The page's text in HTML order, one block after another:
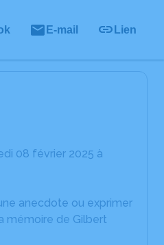
E-mail Lien
08 février 2025 à
anecdote ou exprimer
mémoire de Gilbert